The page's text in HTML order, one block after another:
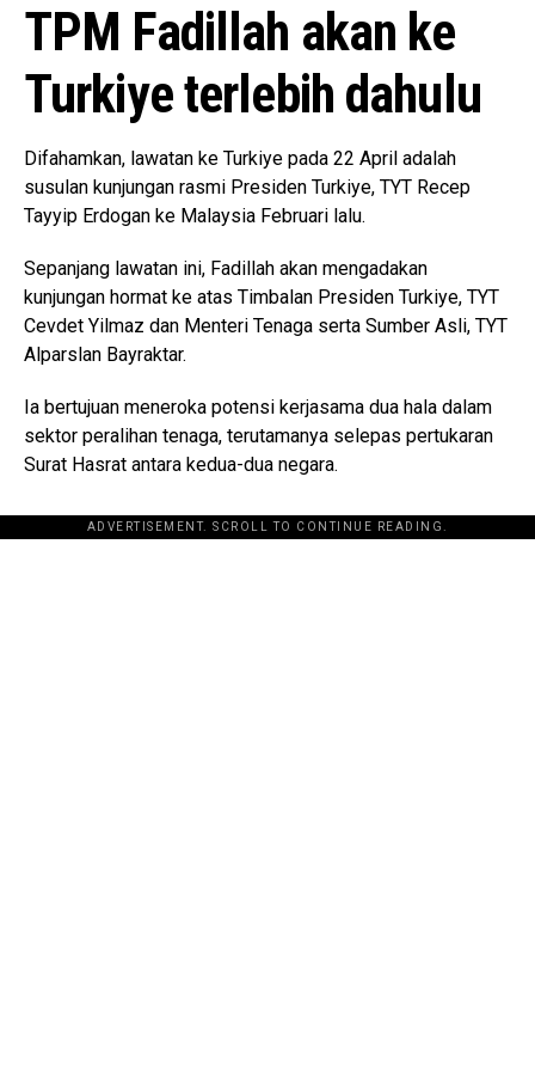
TPM Fadillah akan ke
Turkiye terlebih dahulu
Difahamkan, lawatan ke Turkiye pada 22 April adalah
susulan kunjungan rasmi Presiden Turkiye, TYT Recep
Tayyip Erdogan ke Malaysia Februari lalu.
Sepanjang lawatan ini, Fadillah akan mengadakan
kunjungan hormat ke atas Timbalan Presiden Turkiye, TYT
Cevdet Yilmaz dan Menteri Tenaga serta Sumber Asli, TYT
Alparslan Bayraktar.
Ia bertujuan meneroka potensi kerjasama dua hala dalam
sektor peralihan tenaga, terutamanya selepas pertukaran
Surat Hasrat antara kedua-dua negara.
ADVERTISEMENT. SCROLL TO CONTINUE READING.